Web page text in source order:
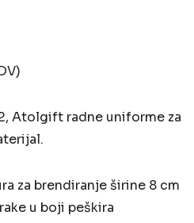
Atolgift radne uniforme za
za brendiranje širine 8 cm
u boji peškira